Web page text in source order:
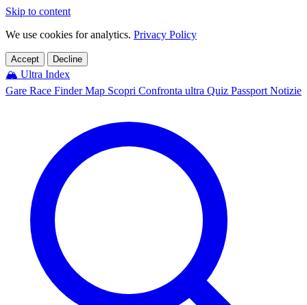
Skip to content
We use cookies for analytics. Privacy Policy
Accept Decline
🏔️ Ultra Index
Gare Race FinderMap Scopri Confronta ultra Quiz Passport Notizie